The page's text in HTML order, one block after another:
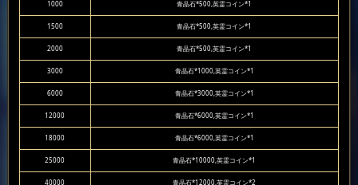
1000 青晶石*500,英霊コイン*1
1500 青晶石*500,英霊コイン*1
2000 青晶石*500,英霊コイン*1
3000 青晶石*1000,英霊コイン*1
6000 青晶石*3000,英霊コイン*1
12000 青晶石*6000,英霊コイン*1
18000 青晶石*6000,英霊コイン*1
25000 青晶石*10000,英霊コイン*1
40000 青晶石*12000,英霊コイン*2